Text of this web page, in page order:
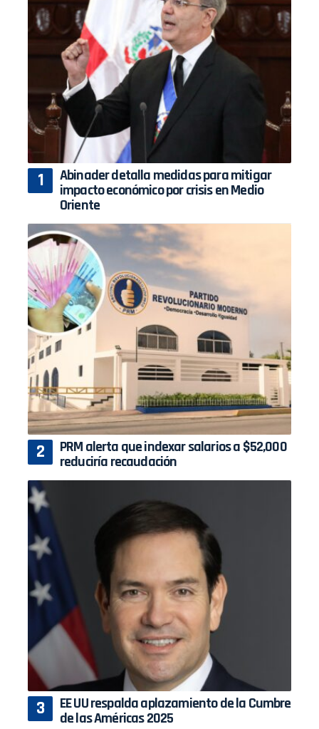
Abinader detalla medidas para mitigar
impacto económico por crisis en Medio
Oriente
PRM alerta que indexar salarios a $52,000
reduciría recaudación
EE UU respalda aplazamiento de la Cumbre
de las Américas 2025